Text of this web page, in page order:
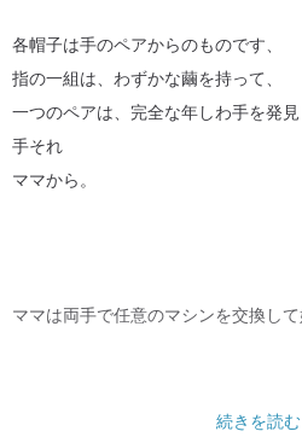
各帽子は手のペアからのものです、
指の一組は、わずかな繭を持って、
一つのペアは、完全な年しわ手を発見
手それ
ママから。
ママは両手で任意のマシンを交換して
続きを読む